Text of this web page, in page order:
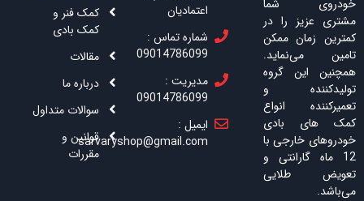
خودروی شما
مشتری عزیز را در
کمترین زمان ممکن
تامین می‌نماید.
همچنین این گروه
تولیدکننده و
تعمیرکننده انواع
کمک های بادی
خودروهای خارجی با
12 ماه گارانتی و
تعویض طلایی
می‌باشد.
اعتمادیان
شماره تماس :
09014786099
مدیریت :
09014786099
ایمیل :
sarvaryshop@gmail.com
کمک فنر و
کمک بادی
مقالات
درباره ما
سوالات متداول
قوانین و
مقررات